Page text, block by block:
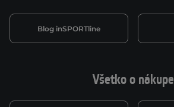
Všetko o nákupe
Blog inSPORTline